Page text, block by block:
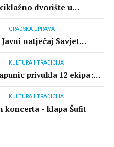
dvorište u
do 28.8.2026. zatvoreno
GRADSKA UPRAVA
natječaj Savjet
Kraljevice 2026.
KULTURA I TRADICIJA
privukla 12 ekipa:
Škarpina
KULTURA I TRADICIJA
koncerta - klapa Šufit